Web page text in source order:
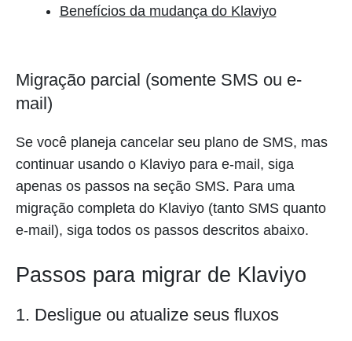
Benefícios da mudança do Klaviyo
Migração parcial (somente SMS ou e-
mail)
Se você planeja cancelar seu plano de SMS, mas
continuar usando o Klaviyo para e-mail, siga
apenas os passos na seção SMS. Para uma
migração completa do Klaviyo (tanto SMS quanto
e-mail), siga todos os passos descritos abaixo.
Passos para migrar de Klaviyo
1. Desligue ou atualize seus fluxos